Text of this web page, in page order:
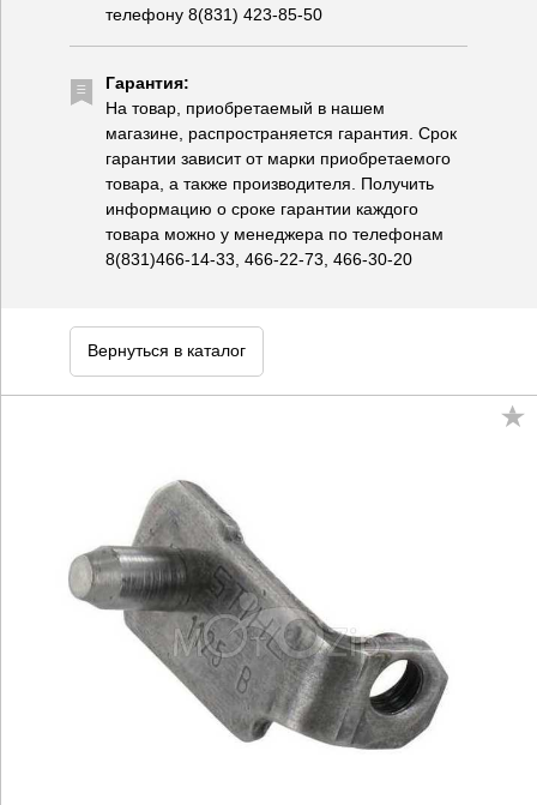
телефону 8(831) 423-85-50
Гарантия:
На товар, приобретаемый в нашем
магазине, распространяется гарантия. Срок
гарантии зависит от марки приобретаемого
товара, а также производителя. Получить
информацию о сроке гарантии каждого
товара можно у менеджера по телефонам
8(831)466-14-33, 466-22-73, 466-30-20
Вернуться в каталог